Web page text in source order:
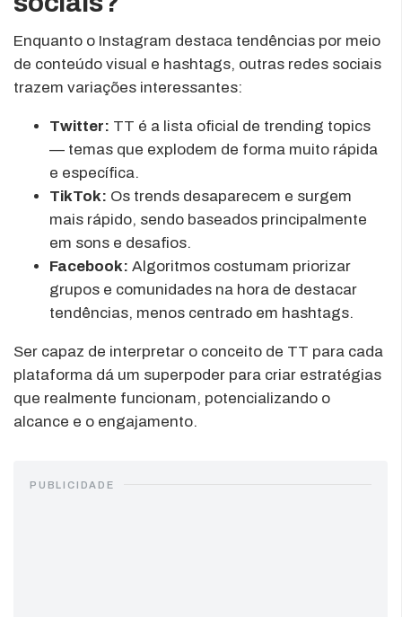
Enquanto o Instagram destaca tendências por meio
de conteúdo visual e hashtags, outras redes sociais
trazem variações interessantes:
Twitter: TT é a lista oficial de trending topics
— temas que explodem de forma muito rápida
e específica.
TikTok: Os trends desaparecem e surgem
mais rápido, sendo baseados principalmente
em sons e desafios.
Facebook: Algoritmos costumam priorizar
grupos e comunidades na hora de destacar
tendências, menos centrado em hashtags.
Ser capaz de interpretar o conceito de TT para cada
plataforma dá um superpoder para criar estratégias
que realmente funcionam, potencializando o
alcance e o engajamento.
PUBLICIDADE